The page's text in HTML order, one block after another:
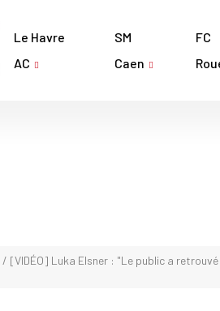
Le Havre
AC
SM
Caen
FC
/ [VIDÉO] Luka Elsner : "Le public a